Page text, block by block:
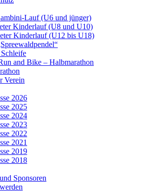
Lauf (U6 und jünger)
Kinderlauf (U8 und U10)
Kinderlauf (U12 bis U18)
and Bike – Halbmarathon
Verein
2026
2025
2024
2023
2022
2021
2019
2018
Sponsoren